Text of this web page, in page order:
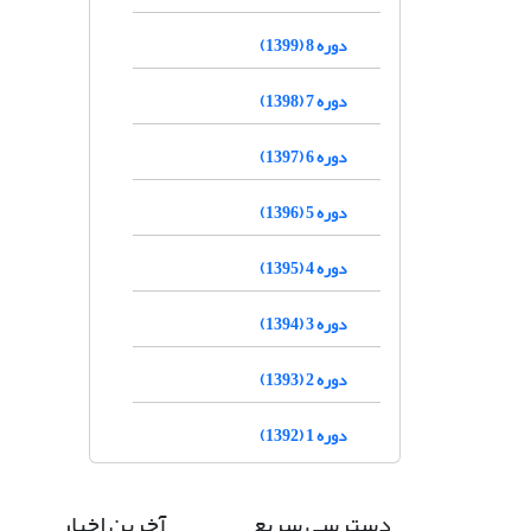
دوره 8 (1399)
دوره 7 (1398)
دوره 6 (1397)
دوره 5 (1396)
دوره 4 (1395)
دوره 3 (1394)
دوره 2 (1393)
دوره 1 (1392)